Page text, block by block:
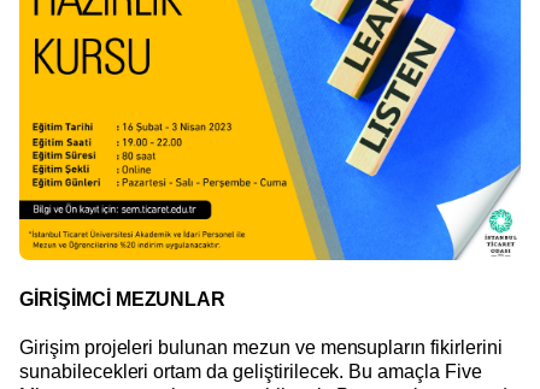
GİRİŞİMCİ MEZUNLAR
Girişim projeleri bulunan mezun ve mensupların fikirlerini
sunabilecekleri ortam da geliştirilecek. Bu amaçla Five